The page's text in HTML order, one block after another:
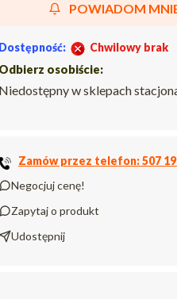
POWIADOM
Dostępność:
Chwilowy brak
Odbierz osobiście:
Niedostępny w sklepach
Zamów przez telefon: 507
Negocjuj cenę!
Zapytaj o produkt
Udostępnij